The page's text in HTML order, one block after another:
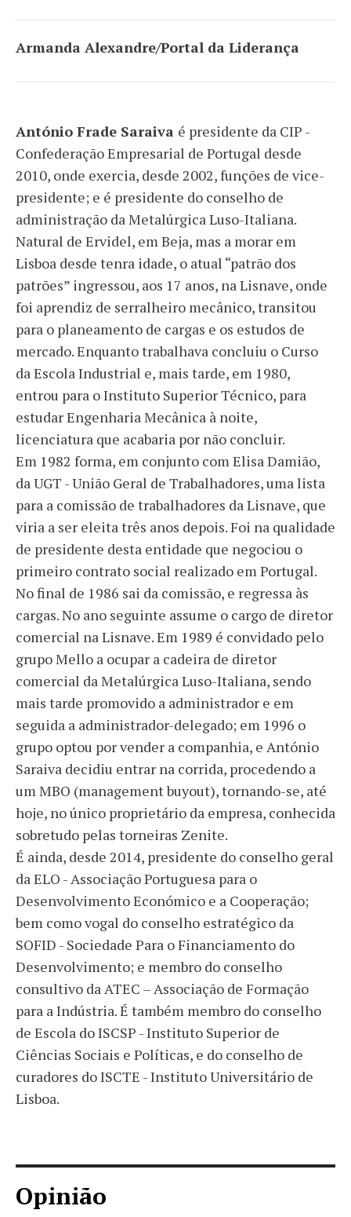
Armanda Alexandre/Portal da Liderança
António Frade Saraiva é presidente da CIP -
Confederação Empresarial de Portugal desde
2010, onde exercia, desde 2002, funções de vice-
presidente; e é presidente do conselho de
administração da Metalúrgica Luso-Italiana.
Natural de Ervidel, em Beja, mas a morar em
Lisboa desde tenra idade, o atual “patrão dos
patrões” ingressou, aos 17 anos, na Lisnave, onde
foi aprendiz de serralheiro mecânico, transitou
para o planeamento de cargas e os estudos de
mercado. Enquanto trabalhava concluiu o Curso
da Escola Industrial e, mais tarde, em 1980,
entrou para o Instituto Superior Técnico, para
estudar Engenharia Mecânica à noite,
licenciatura que acabaria por não concluir.
Em 1982 forma, em conjunto com Elisa Damião,
da UGT - União Geral de Trabalhadores, uma lista
para a comissão de trabalhadores da Lisnave, que
viria a ser eleita três anos depois. Foi na qualidade
de presidente desta entidade que negociou o
primeiro contrato social realizado em Portugal.
No final de 1986 sai da comissão, e regressa às
cargas. No ano seguinte assume o cargo de diretor
comercial na Lisnave. Em 1989 é convidado pelo
grupo Mello a ocupar a cadeira de diretor
comercial da Metalúrgica Luso-Italiana, sendo
mais tarde promovido a administrador e em
seguida a administrador-delegado; em 1996 o
grupo optou por vender a companhia, e António
Saraiva decidiu entrar na corrida, procedendo a
um MBO (management buyout), tornando-se, até
hoje, no único proprietário da empresa, conhecida
sobretudo pelas torneiras Zenite.
É ainda, desde 2014, presidente do conselho geral
da ELO - Associação Portuguesa para o
Desenvolvimento Económico e a Cooperação;
bem como vogal do conselho estratégico da
SOFID - Sociedade Para o Financiamento do
Desenvolvimento; e membro do conselho
consultivo da ATEC – Associação de Formação
para a Indústria. É também membro do conselho
de Escola do ISCSP - Instituto Superior de
Ciências Sociais e Políticas, e do conselho de
curadores do ISCTE - Instituto Universitário de
Lisboa.
Opinião